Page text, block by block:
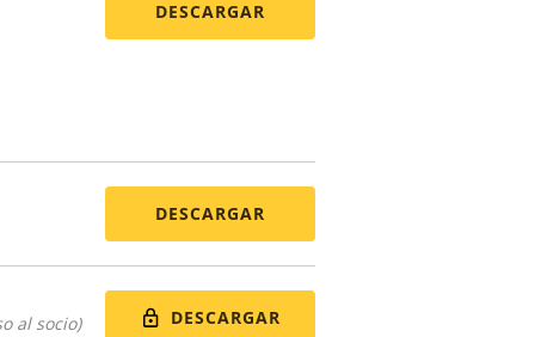
DESCARGAR
DESCARGAR
al socio) DESCARGAR